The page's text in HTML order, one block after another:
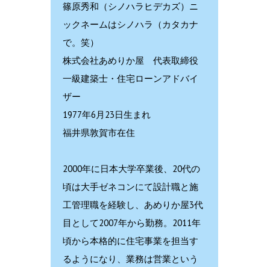
篠原秀和（シノハラヒデカズ）ニ
ックネームはシノハラ（カタカナ
で。笑）
株式会社あめりか屋 代表取締役
一級建築士・住宅ローンアドバイ
ザー
1977年6月23日生まれ
福井県敦賀市在住
2000年に日本大学卒業後、20代の
頃は大手ゼネコンにて設計職と施
工管理職を経験し、あめりか屋3代
目として2007年から勤務。2011年
頃から本格的に住宅事業を担当す
るようになり、業務は営業という